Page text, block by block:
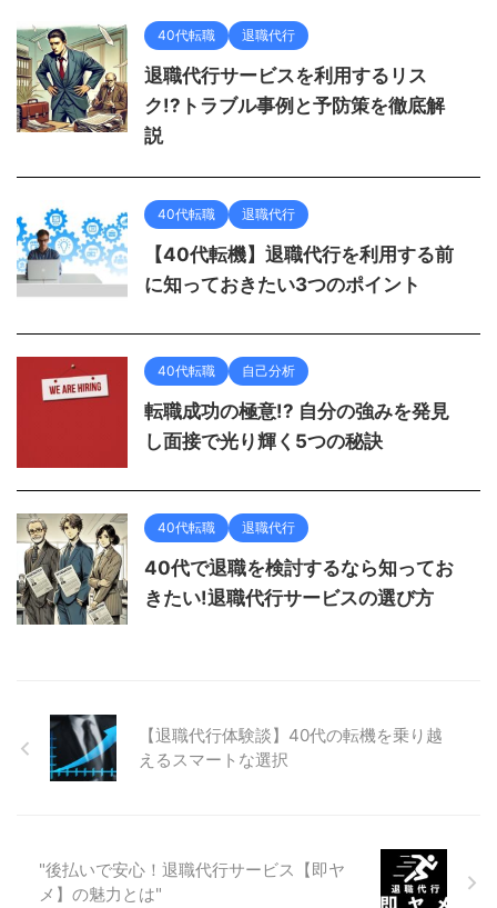
40代転職 退職代行
退職代行サービスを利用するリス
ク!?トラブル事例と予防策を徹底解
説
40代転職 退職代行
【40代転機】退職代行を利用する前
に知っておきたい3つのポイント
40代転職 自己分析
転職成功の極意!? 自分の強みを発見
し面接で光り輝く5つの秘訣
40代転職 退職代行
40代で退職を検討するなら知ってお
きたい!退職代行サービスの選び方
【退職代行体験談】40代の転機を乗り越
えるスマートな選択
"後払いで安心！退職代行サービス【即ヤ
メ】の魅力とは"